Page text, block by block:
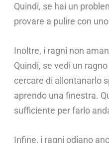
Quindi, se hai un
provare a pulire con
Inoltre, i ragni non
Quindi, se vedi un
cercare di allontanarlo
aprendo una finestra.
sufficiente per farlo
Infine, i ragni odiano